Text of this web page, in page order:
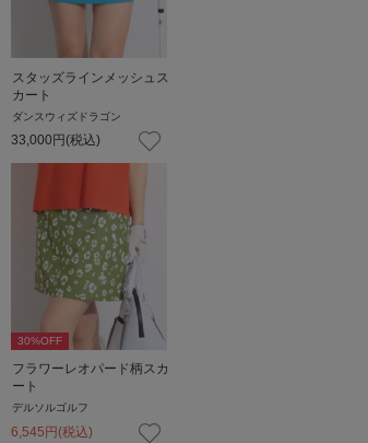
スタッズラインメッシュス
カート
ダンスウィズドラゴン
33,000 円(税込)
30%OFF
フラワーレオパード柄スカ
ート
デルソルゴルフ
6,545円(税込)